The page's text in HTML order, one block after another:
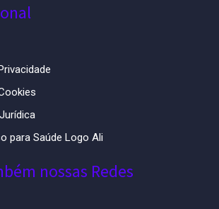
para Saúde Logo Ali
nossas Redes